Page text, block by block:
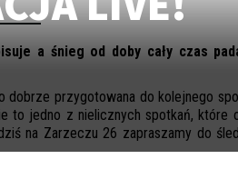
a śnieg od doby cały czas
dobrze przygotowana do kolejnego
to jedno z nielicznych spotkań,
na Zarzeczu 26 zapraszamy do